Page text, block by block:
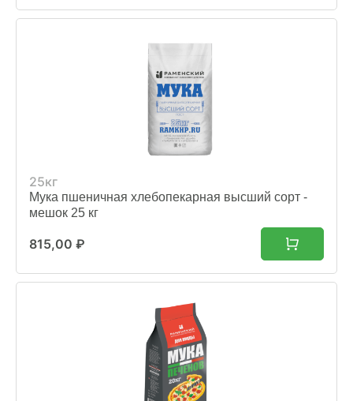
25кг
Мука пшеничная хлебопекарная высший сорт -
мешок 25 кг
815,00 ₽